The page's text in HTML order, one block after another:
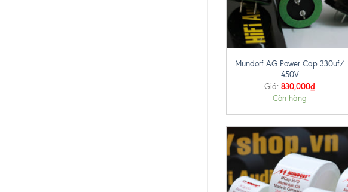
Mundorf AG Power Cap 330uf/
450V
Giá: 830,000₫
Còn hàng